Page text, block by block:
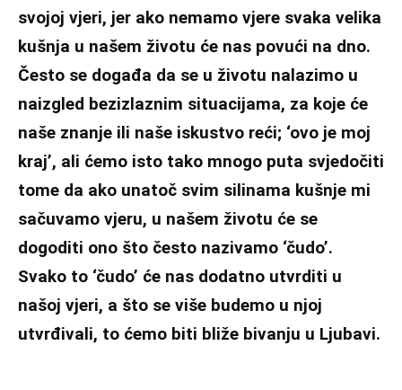
svojoj vjeri, jer ako nemamo vjere svaka velika
kušnja u našem životu će nas povući na dno.
Često se događa da se u životu nalazimo u
naizgled bezizlaznim situacijama, za koje će
naše znanje ili naše iskustvo reći; ‘ovo je moj
kraj’, ali ćemo isto tako mnogo puta svjedočiti
tome da ako unatoč svim silinama kušnje mi
sačuvamo vjeru, u našem životu će se
dogoditi ono što često nazivamo ‘čudo’.
Svako to ‘čudo’ će nas dodatno utvrditi u
našoj vjeri, a što se više budemo u njoj
utvrđivali, to ćemo biti bliže bivanju u Ljubavi.